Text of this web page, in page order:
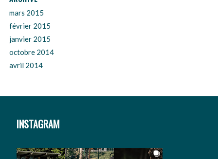
mars 2015
février 2015
janvier 2015
octobre 2014
avril 2014
INSTAGRAM